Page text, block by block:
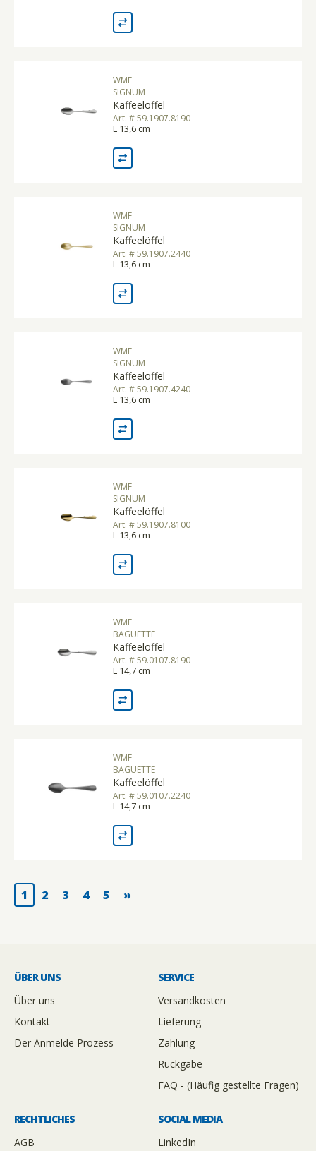
WMF
SIGNUM
Kaffeelöffel
Art. # 59.1907.8190
L 13,6 cm
WMF
SIGNUM
Kaffeelöffel
Art. # 59.1907.2440
L 13,6 cm
WMF
SIGNUM
Kaffeelöffel
Art. # 59.1907.4240
L 13,6 cm
WMF
SIGNUM
Kaffeelöffel
Art. # 59.1907.8100
L 13,6 cm
WMF
BAGUETTE
Kaffeelöffel
Art. # 59.0107.8190
L 14,7 cm
WMF
BAGUETTE
Kaffeelöffel
Art. # 59.0107.2240
L 14,7 cm
1 2 3 4 5 »
ÜBER UNS
Über uns
Kontakt
Der Anmelde Prozess
SERVICE
Versandkosten
Lieferung
Zahlung
Rückgabe
FAQ - (Häufig gestellte Fragen)
RECHTLICHES
AGB
SOCIAL MEDIA
LinkedIn